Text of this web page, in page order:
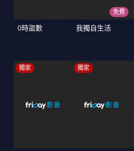
0時盜數
免費
我獨自生活
獨家 獨家